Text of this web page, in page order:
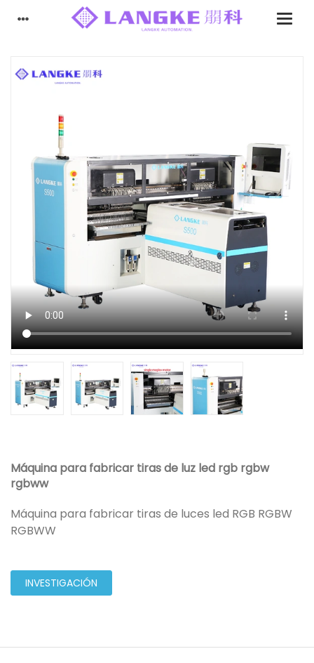
Máquina para fabricar tiras de luz led rgb rgbw
rgbww
Máquina para fabricar tiras de luces led RGB RGBW
RGBWW
INVESTIGACIÓN